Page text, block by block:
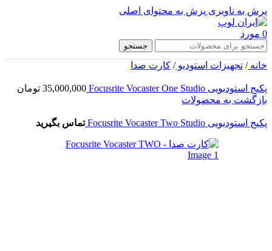
پرش به ناوبری پرش به محتوای اصلی
0 مورد
جستجو
خانه/ تجهیزات استودیو/ کارت صدا
پکیج استودیویی Focusrite Vocaster One Studio 35,000,000 تومان
بازگشت به محصولات
پکیج استودیویی Focusrite Vocaster Two Studio تماس بگیرید